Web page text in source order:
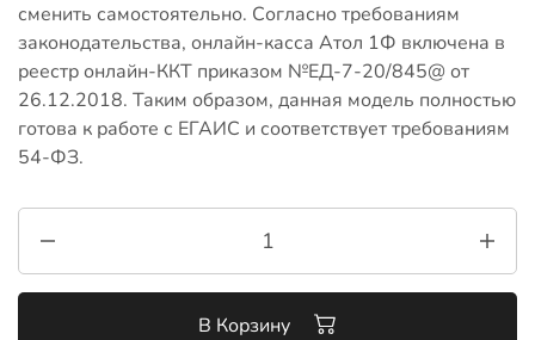
сменить самостоятельно. Согласно требованиям
законодательства, онлайн-касса Атол 1Ф включена в
реестр онлайн-ККТ приказом №ЕД-7-20/845@ от
26.12.2018. Таким образом, данная модель полностью
готова к работе с ЕГАИС и соответствует требованиям
54-ФЗ.
В Корзину